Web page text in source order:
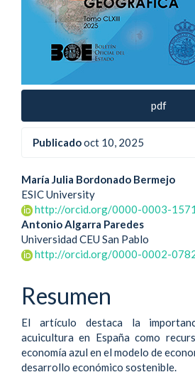
pdf
Publicadooct 10, 2025
Contenido
principal
del
artículo
María Julia Bordonado Bermejo
ESIC University
http://orcid.org/0000-0003-
Antonio Algarra Paredes
Universidad CEU San Pablo
http://orcid.org/0000-0002-
Resumen
El artículo destaca la
acuicultura en España como
economía azul en el modelo de
desarrollo económico sostenible.